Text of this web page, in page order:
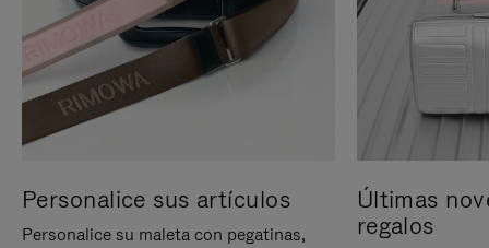
Personalice sus artículos
Personalice su maleta con pegatinas,
Últimas
regalos